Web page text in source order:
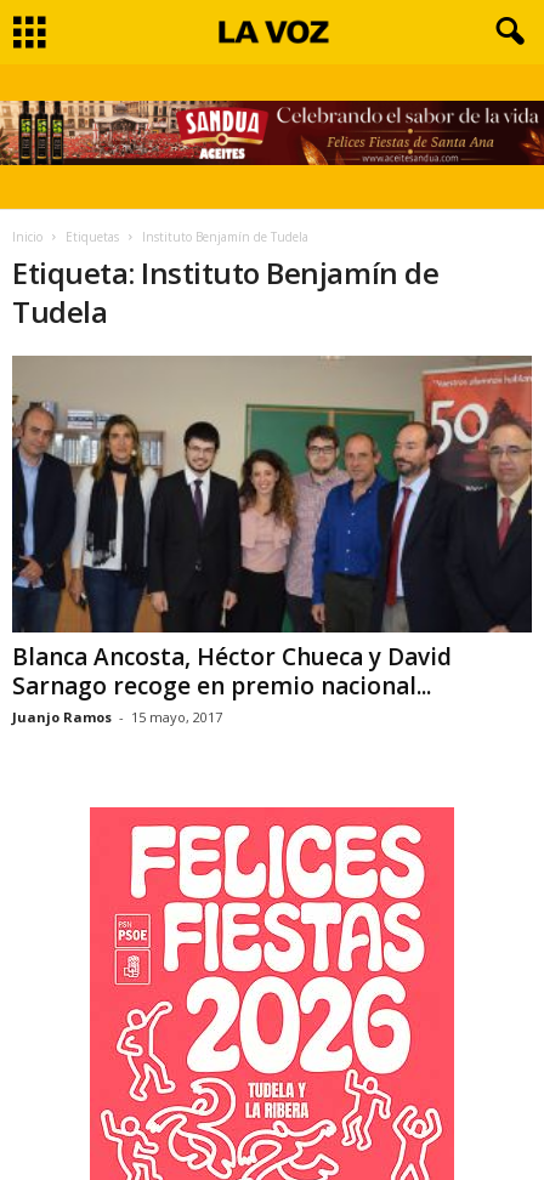
Inicio Etiquetas Instituto Benjamín de Tudela
Etiqueta: Instituto Benjamín de
Tudela
Blanca Ancosta, Héctor Chueca y David
Sarnago recoge en premio nacional...
Juanjo Ramos - 15 mayo, 2017